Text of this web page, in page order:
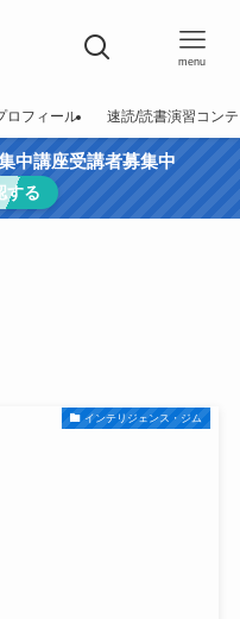
menu
ロフィール 速読/読書演習コン
中講座受講者募集中
する
インテリジェンス・ジム